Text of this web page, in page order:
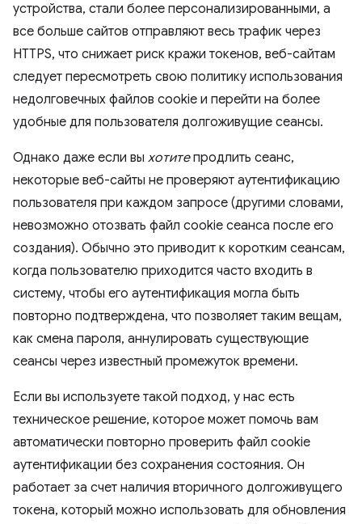
устройства, стали более персонализированными, а
все больше сайтов отправляют весь трафик через
HTTPS, что снижает риск кражи токенов, веб-сайтам
следует пересмотреть свою политику использования
недолговечных файлов cookie и перейти на более
удобные для пользователя долгоживущие сеансы.
Однако даже если вы хотитепродлить сеанс,
некоторые веб-сайты не проверяют аутентификацию
пользователя при каждом запросе (другими словами,
невозможно отозвать файл cookie сеанса после его
создания). Обычно это приводит к коротким сеансам,
когда пользователю приходится часто входить в
систему, чтобы его аутентификация могла быть
повторно подтверждена, что позволяет таким вещам,
как смена пароля, аннулировать существующие
сеансы через известный промежуток времени.
Если вы используете такой подход, у нас есть
техническое решение, которое может помочь вам
автоматически повторно проверить файл cookie
аутентификации без сохранения состояния. Он
работает за счет наличия вторичного долгоживущего
токена, который можно использовать для обновления